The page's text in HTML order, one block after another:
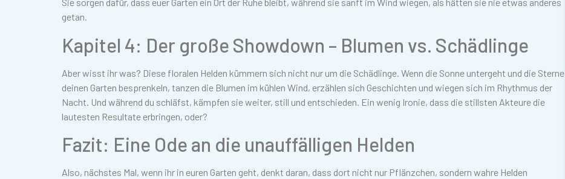
Sie sorgen dafür, dass euer Garten ein Ort der Ruhe bleibt, während sie sanft im Wind wiegen, als hätten sie nie etwas anderes
getan.
Kapitel 4: Der große Showdown – Blumen vs. Schädlinge
Aber wisst ihr was? Diese floralen Helden kümmern sich nicht nur um die Schädlinge. Wenn die Sonne untergeht und die Sterne
deinen Garten besprenkeln, tanzen die Blumen im kühlen Wind, erzählen sich Geschichten und wiegen sich im Rhythmus der
Nacht. Und während du schläfst, kämpfen sie weiter, still und entschieden. Ein wenig Ironie, dass die stillsten Akteure die
lautesten Resultate erbringen, oder?
Fazit: Eine Ode an die unauffälligen Helden
Also, nächstes Mal, wenn ihr in euren Garten geht, denkt daran, dass dort nicht nur Pflänzchen, sondern wahre Helden